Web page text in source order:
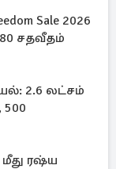
Sale 2026
சதவீதம்
2.6 லட்சம்
ரஷ்ய